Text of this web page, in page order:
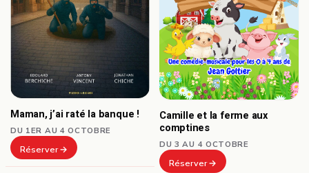
Maman, j’ai raté la banque !
DU 1ER AU 4 OCTOBRE
Réserver
Camille et la ferme aux
comptines
DU 3 AU 4 OCTOBRE
Réserver